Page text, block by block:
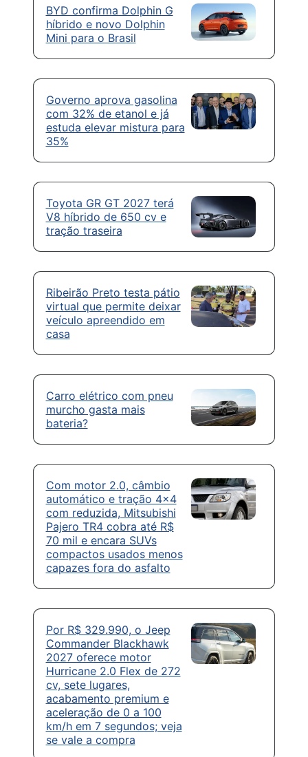
BYD confirma Dolphin G
híbrido e novo Dolphin
Mini para o Brasil
Governo aprova gasolina
com 32% de etanol e já
estuda elevar mistura para
35%
Toyota GR GT 2027 terá
V8 híbrido de 650 cv e
tração traseira
Ribeirão Preto testa pátio
virtual que permite deixar
veículo apreendido em
casa
Carro elétrico com pneu
murcho gasta mais
bateria?
Com motor 2.0, câmbio
automático e tração 4×4
com reduzida, Mitsubishi
Pajero TR4 cobra até R$
70 mil e encara SUVs
compactos usados menos
capazes fora do asfalto
Por R$ 329.990, o Jeep
Commander Blackhawk
2027 oferece motor
Hurricane 2.0 Flex de 272
cv, sete lugares,
acabamento premium e
aceleração de 0 a 100
km/h em 7 segundos; veja
se vale a compra